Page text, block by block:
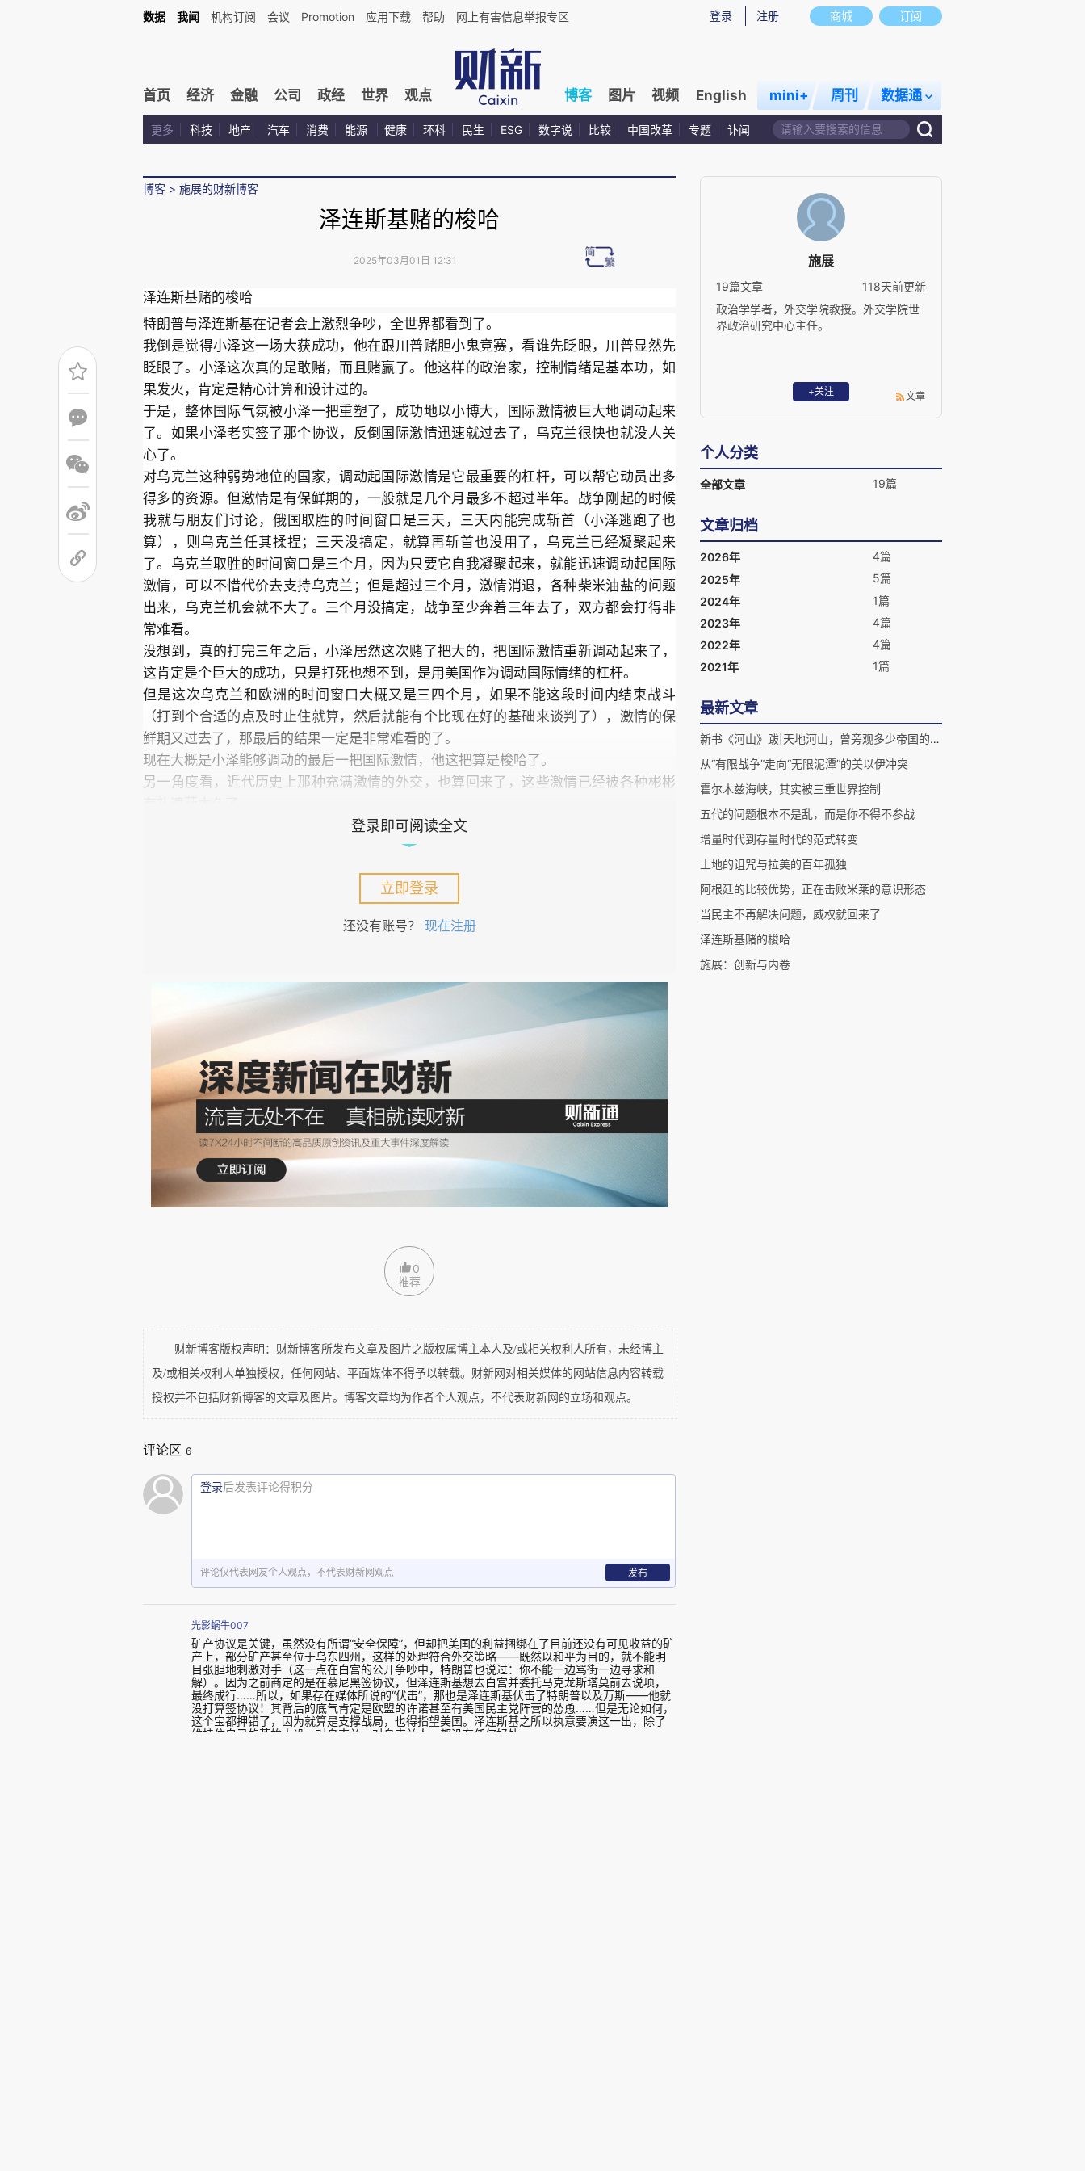
商城 订阅
登录 注册
数据 我闻 机构订阅 会议 Promotion 应用下载 帮助 网上有害信息举报专区
首页 经济 金融 公司 政经 世界 观点 博客 图片 视频 English mini+ 周刊 数据通
更多 科技 地产 汽车 消费 能源 健康 环科 民生 ESG 数字说 比较 中国改革 专题 讣闻
博客 > 施展的财新博客
泽连斯基赌的梭哈
2025年03月01日 12:31
泽连斯基赌的梭哈
特朗普与泽连斯基在记者会上激烈争吵，全世界都看到了。
我倒是觉得小泽这一场大获成功，他在跟川普赌胆小鬼竞赛，看谁先眨眼，川普显然先
眨眼了。小泽这次真的是敢赌，而且赌赢了。他这样的政治家，控制情绪是基本功，如
果发火，肯定是精心计算和设计过的。
于是，整体国际气氛被小泽一把重塑了，成功地以小博大，国际激情被巨大地调动起来
了。如果小泽老实签了那个协议，反倒国际激情迅速就过去了，乌克兰很快也就没人关
心了。
对乌克兰这种弱势地位的国家，调动起国际激情是它最重要的杠杆，可以帮它动员出多
得多的资源。但激情是有保鲜期的，一般就是几个月最多不超过半年。战争刚起的时候
我就与朋友们讨论，俄国取胜的时间窗口是三天，三天内能完成斩首（小泽逃跑了也
算），则乌克兰任其揉捏；三天没搞定，就算再斩首也没用了，乌克兰已经凝聚起来
了。乌克兰取胜的时间窗口是三个月，因为只要它自我凝聚起来，就能迅速调动起国际
激情，可以不惜代价去支持乌克兰；但是超过三个月，激情消退，各种柴米油盐的问题
出来，乌克兰机会就不大了。三个月没搞定，战争至少奔着三年去了，双方都会打得非
常难看。
没想到，真的打完三年之后，小泽居然这次赌了把大的，把国际激情重新调动起来了，
这肯定是个巨大的成功，只是打死也想不到，是用美国作为调动国际情绪的杠杆。
但是这次乌克兰和欧洲的时间窗口大概又是三四个月，如果不能这段时间内结束战斗
（打到个合适的点及时止住就算，然后就能有个比现在好的基础来谈判了），激情的保
鲜期又过去了，那最后的结果一定是非常难看的了。
现在大概是小泽能够调动的最后一把国际激情，他这把算是梭哈了。
另一角度看，近代历史上那种充满激情的外交，也算回来了，这些激情已经被各种彬彬
登录即可阅读全文
立即登录
还没有账号？ 现在注册
0
推荐
财新博客版权声明：财新博客所发布文章及图片之版权属博主本人及/或相关权利人所有，未经博主
及/或相关权利人单独授权，任何网站、平面媒体不得予以转载。财新网对相关媒体的网站信息内容转载
授权并不包括财新博客的文章及图片。博客文章均为作者个人观点，不代表财新网的立场和观点。
评论区 6
登录后发表评论得积分
评论仅代表网友个人观点，不代表财新网观点 发布
光影蜗牛007
矿产协议是关键，虽然没有所谓“安全保障”，但却把美国的利益捆绑在了目前还没有可见收益的矿
产上，部分矿产甚至位于乌东四州，这样的处理符合外交策略——既然以和平为目的，就不能明
目张胆地刺激对手（这一点在白宫的公开争吵中，特朗普也说过：你不能一边骂街一边寻求和
解）。因为之前商定的是在慕尼黑签协议，但泽连斯基想去白宫并委托马克龙斯塔莫前去说项，
最终成行……所以，如果存在媒体所说的“伏击”，那也是泽连斯基伏击了特朗普以及万斯——他就
没打算签协议！其背后的底气肯定是欧盟的许诺甚至有美国民主党阵营的怂恿……但是无论如何，
这个宝都押错了，因为就算是支撑战局，也得指望美国。泽连斯基之所以执意要演这一出，除了
维持住自己的英雄人设，对乌克兰、对乌克兰人，都没有任何好处……
施展
19篇文章
118天前更新
政治学学者，外交学院教授。外交学院世
界政治研究中心主任。
+关注 文章
个人分类
全部文章 19篇
文章归档
2026年
4篇
2025年
5篇
2024年
1篇
2021年
最新文章
从“有限战争”走向“无限泥潭”的美以伊冲突